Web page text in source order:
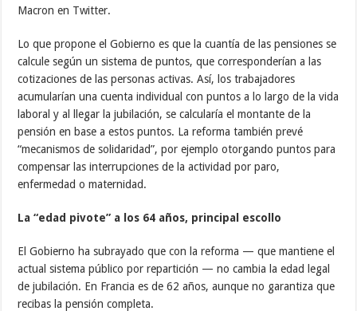
Macron en Twitter.
Lo que propone el Gobierno es que la cuantía de las pensiones se
calcule según un sistema de puntos, que corresponderían a las
cotizaciones de las personas activas. Así, los trabajadores
acumularían una cuenta individual con puntos a lo largo de la vida
laboral y al llegar la jubilación, se calcularía el montante de la
pensión en base a estos puntos. La reforma también prevé
“mecanismos de solidaridad”, por ejemplo otorgando puntos para
compensar las interrupciones de la actividad por paro,
enfermedad o maternidad.
La “edad pivote” a los 64 años, principal escollo
El Gobierno ha subrayado que con la reforma — que mantiene el
actual sistema público por repartición — no cambia la edad legal
de jubilación. En Francia es de 62 años, aunque no garantiza que
recibas la pensión completa.